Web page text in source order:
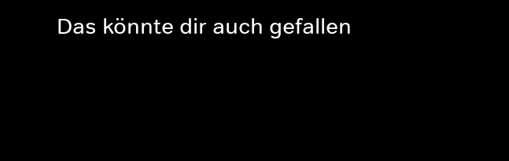
Das könnte dir auch gefallen